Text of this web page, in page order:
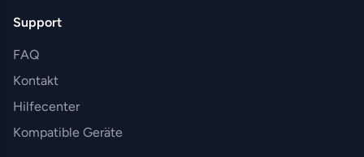
Support
FAQ
Kontakt
Hilfecenter
Kompatible Geräte